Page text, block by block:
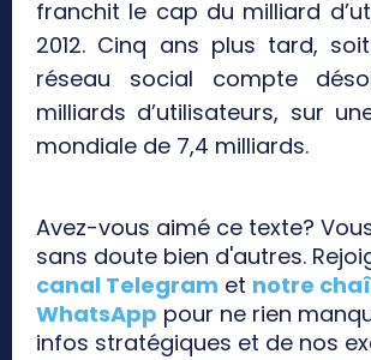
franchit le cap du milliard
2012. Cinq ans plus tard,
réseau social compte
milliards d’utilisateurs, sur
mondiale de 7,4 milliards.
Avez-vous aimé ce texte?
sans doute bien d'autres.
canal Telegram et notre
WhatsApp pour ne rien
infos stratégiques et de nos